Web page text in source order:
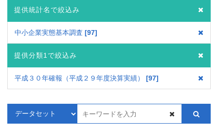
提供統計名で絞込み
中小企業実態基本調査 97
提供分類1で絞込み
平成３０年確報（平成２９年度決算実績） 97